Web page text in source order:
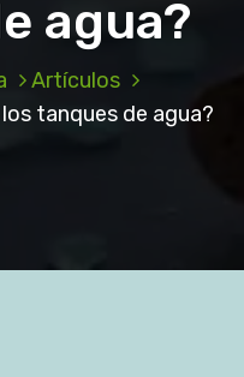
agua?
Artículos
tanques de agua?